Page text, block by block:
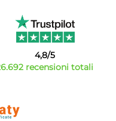
4,8/5
recensioni totali